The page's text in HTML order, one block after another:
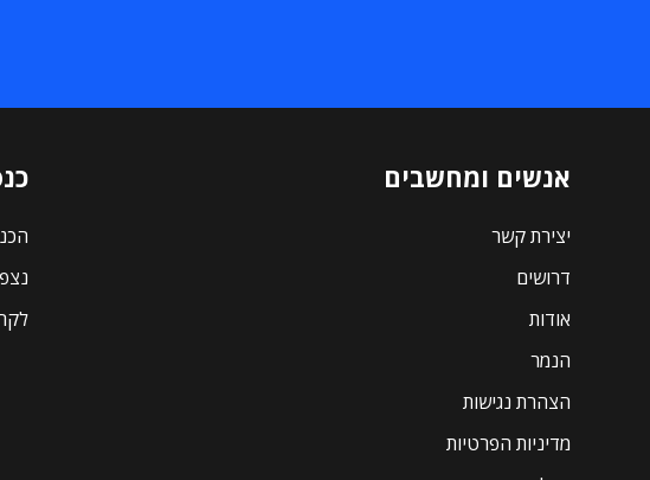
אנשים ומחשבים
יצירת קשר
דרושים
אודות
הנמר
הצהרת נגישות
מדיניות הפרטיות